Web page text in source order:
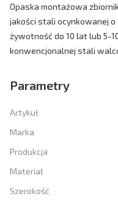
Opaska montażowa
jakości stali ocynkowanej o
żywotność do 10 lat lub 5-
konwencjonalnej stali
Parametry
Artykuł
Marka
Produkcja
Materiał
Szerokość